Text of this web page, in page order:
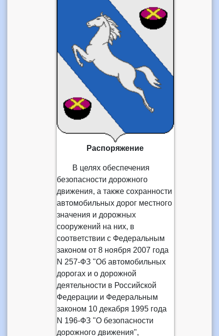
Распоряжение
В целях обеспечения
безопасности дорожного
движения, а также сохранности
автомобильных дорог местного
значения и дорожных
сооружений на них, в
соответствии с Федеральным
законом от 8 ноября 2007 года
N 257-ФЗ "Об автомобильных
дорогах и о дорожной
деятельности в Российской
Федерации и Федеральным
законом 10 декабря 1995 года
N 196-ФЗ "О безопасности
дорожного движения",